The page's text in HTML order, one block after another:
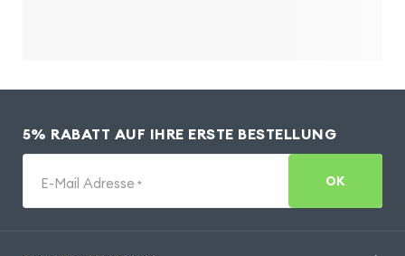
5% RABATT AUF IHRE ERSTE BESTELLUNG
E-Mail Adresse * OK